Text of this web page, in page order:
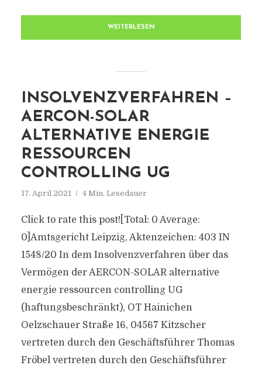
WEITERLESEN
INSOLVENZVERFAHREN –
AERCON-SOLAR
ALTERNATIVE ENERGIE
RESSOURCEN
CONTROLLING UG
17. April 2021 4 Min. Lesedauer
Click to rate this post![Total: 0 Average:
0]Amtsgericht Leipzig, Aktenzeichen: 403 IN
1548/20 In dem Insolvenzverfahren über das
Vermögen der AERCON-SOLAR alternative
energie ressourcen controlling UG
(haftungsbeschränkt), OT Hainichen
Oelzschauer Straße 16, 04567 Kitzscher
vertreten durch den Geschäftsführer Thomas
Fröbel vertreten durch den Geschäftsführer